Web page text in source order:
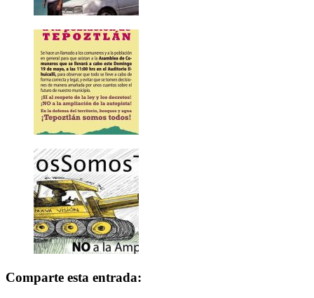
Comparte esta entrada: